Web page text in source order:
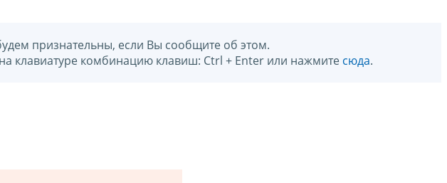
признательны, если Вы сообщите об этом.
клавиатуре комбинацию клавиш: Ctrl + Enter или нажмите сюда.